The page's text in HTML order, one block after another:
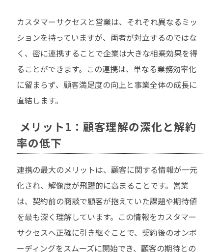
カスタマーサクセスと営業は、それぞれ異なるミッ
ションを持っていますが、両者が対立するのではな
く、密に連携することで企業は大きな相乗効果を得
ることができます。この連携は、単なる業務効率化
に留まらず、顧客満足度の向上と事業全体の成長に
直結します。
メリット1：顧客理解の深化と解約
率の低下
連携の最大のメリットは、顧客に関する情報が一元
化され、解像度が飛躍的に高まることです。営業
は、契約前の商談で顧客が抱えていた課題や期待値
を最も深く理解しています。この情報をカスタマー
サクセスへ正確に引き継ぐことで、契約後のオンボ
ーディングをスムーズに開始でき、顧客の期待との